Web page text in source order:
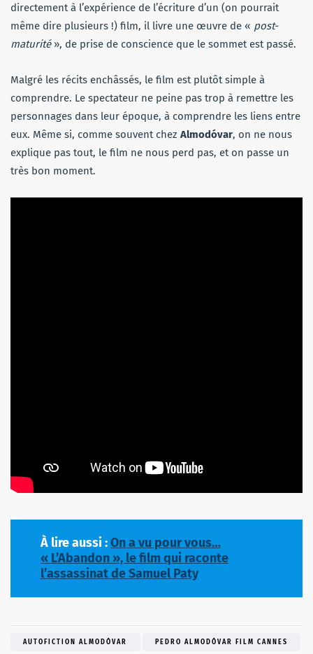
directement à l’expérience de l’écriture d’un (on pourrait
même dire plusieurs !) film, il livre une œuvre de « post-
maturité», de prise de conscience que le sommet est passé.
Malgré les récits enchâssés, le film est plutôt simple à
comprendre. Le spectateur ne peine pas trop à remettre les
personnages dans leur époque, à comprendre les liens entre
eux. Même si, comme souvent chez Almodóvar, on ne nous
explique pas tout, le film ne nous perd pas, et on passe un
très bon moment.
À lire aussi :On a vu pour vous…
« L’Abandon », le film qui raconte
l’assassinat de Samuel Paty
AUTOFICTION ALMODÓVAR PEDRO ALMODÓVAR FILM CANNES